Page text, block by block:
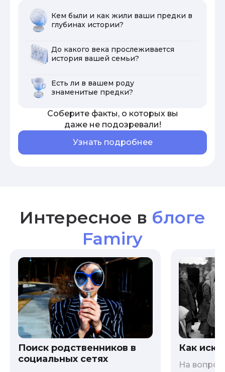
Кем были и как жили ваши предки в
глубинах истории?
До какого века прослеживается
история вашей семьи?
Есть ли в вашем роду
знаменитые предки?
Соберите факты, о которых вы
даже не подозревали!
Узнать подробнее
Интересное в блоге
Famiry
Поиск родственников в
социальных сетях
Как
На вопрос